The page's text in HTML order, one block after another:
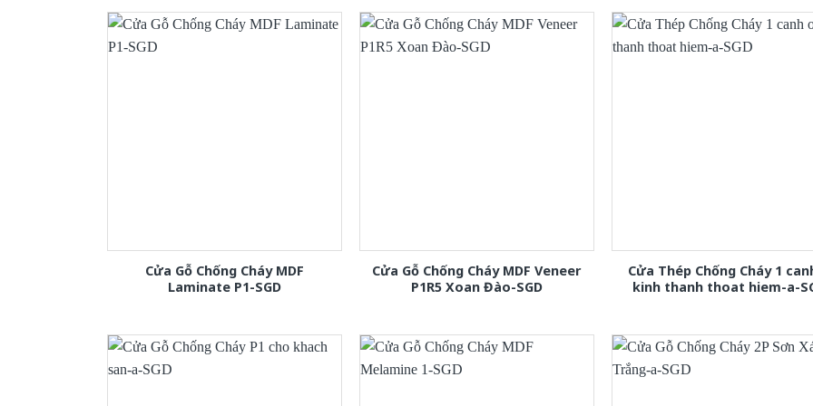
Cửa Gỗ Chống Cháy MDF
Laminate P1-SGD
Cửa Gỗ Chống Cháy MDF Veneer
P1R5 Xoan Đào-SGD
Cửa Thép Chống Cháy 1
kinh thanh thoat hiem-a-